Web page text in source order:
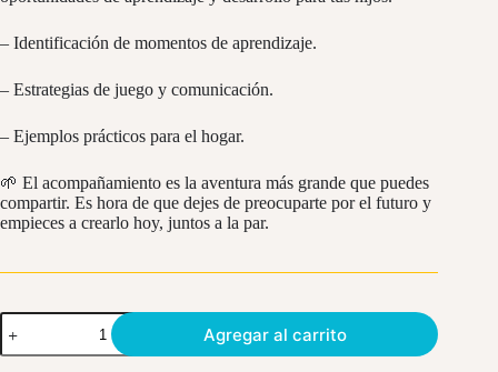
– Identificación de momentos de aprendizaje.
– Estrategias de juego y comunicación.
– Ejemplos prácticos para el hogar.
🌱 El acompañamiento es la aventura más grande que puedes
compartir. Es hora de que dejes de preocuparte por el futuro y
empieces a crearlo hoy, juntos a la par.
Acompañamiento:
El
camino
Agregar al carrito